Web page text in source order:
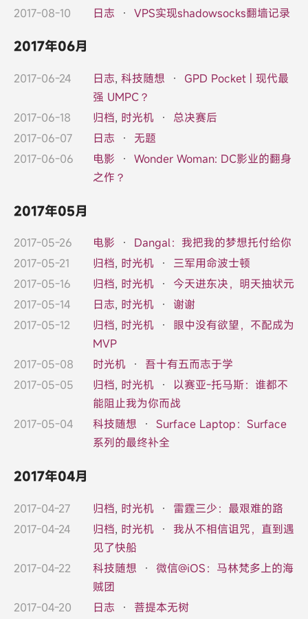
2017-08-10 日志 · VPS实现shadowsocks翻墙记录
2017年06月
2017-06-24 日志, 科技随想 · GPD Pocket | 现代最
强 UMPC？
2017-06-18
归档, 时光机 · 总决赛后
2017-06-07
日志 · 无题
2017-06-06
电影 · Wonder Woman: DC影业的翻身
之作？
2017年05月
2017-05-26 电影 · Dangal：我把我的梦想托付给你
2017-05-21
归档, 时光机 · 三军用命波士顿
2017-05-16
归档, 时光机 · 今天进东决，明天抽状元
2017-05-14
日志, 时光机 · 谢谢
2017-05-12
归档, 时光机 · 眼中没有欲望，不配成为
MVP
2017-05-08
时光机 · 吾十有五而志于学
2017-05-05
归档, 时光机 · 以赛亚-托马斯：谁都不
能阻止我为你而战
2017-05-04
科技随想 · Surface Laptop：Surface
系列的最终补全
2017年04月
2017-04-27 归档, 时光机 · 雷霆三少：最艰难的路
2017-04-24
归档, 时光机 · 我从不相信诅咒，直到遇
见了快船
2017-04-22
科技随想 · 微信@iOS：马林梵多上的海
贼团
2017-04-20
日志 · 菩提本无树